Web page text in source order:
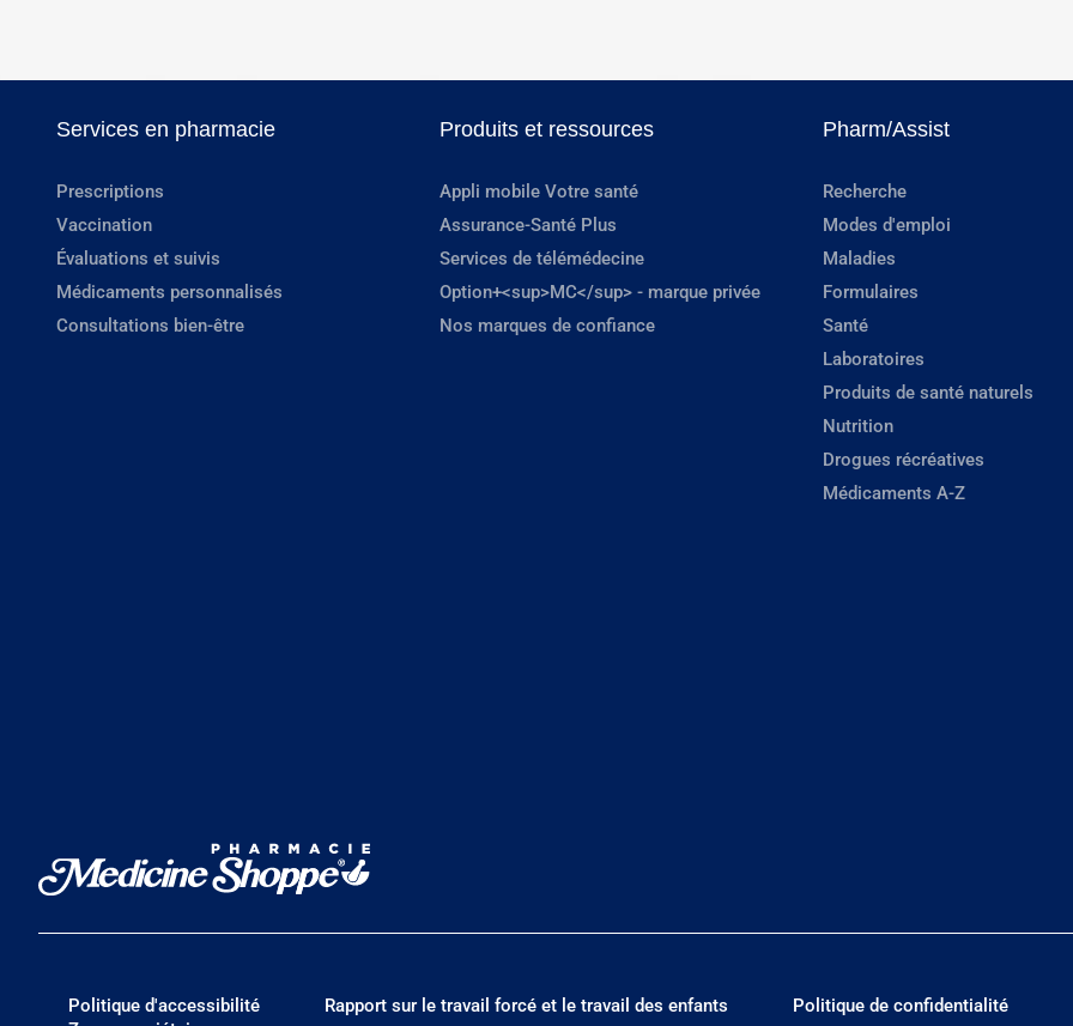
Services en pharmacie
Prescriptions
Vaccination
Évaluations et suivis
Médicaments personnalisés
Consultations bien-être
Produits et ressources
Appli mobile Votre santé
Assurance-Santé Plus
Services de télémédecine
Option+<sup>MC</sup> - marque privée
Nos marques de confiance
Pharm/Assist
Recherche
Modes d'emploi
Maladies
Formulaires
Santé
Laboratoires
Produits de santé naturels
Nutrition
Drogues récréatives
Médicaments A-Z
Politique d'accessibilité Rapport sur le travail forcé et le travail des enfants
Politique de confidentialité